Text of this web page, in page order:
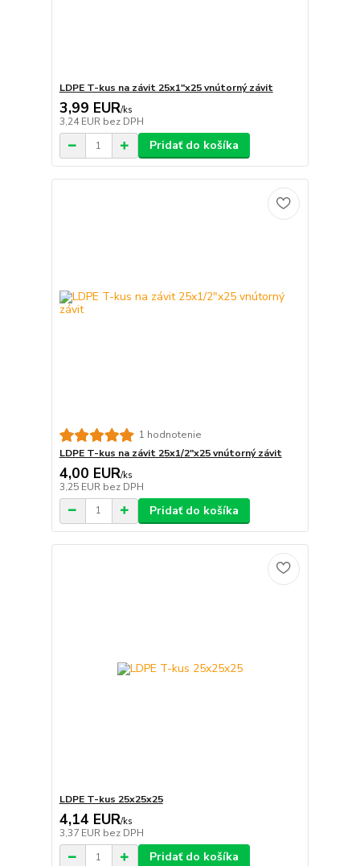
LDPE T-kus na závit 25x1"x25 vnútorný závit
3,99 EUR/ks
3,24 EUR bez DPH
Pridať do košíka
1 hodnotenie
LDPE T-kus na závit 25x1/2"x25 vnútorný závit
4,00 EUR/ks
3,25 EUR bez DPH
Pridať do košíka
LDPE T-kus 25x25x25
4,14 EUR/ks
3,37 EUR bez DPH
Pridať do košíka